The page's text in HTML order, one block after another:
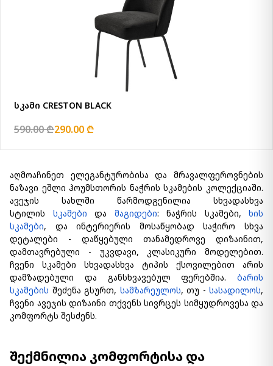
სკამი CRESTON BLACK
590.00 ₾290.00 ₾
აღმოაჩინეთ ელეგანტურობისა და მრავალფეროვნების
ნაზავი ეშლი ჰოუმსთორის ნაჭრის სკამების კოლექციაში.
ავეჯის სახლში წარმოდგენილია სხვადასხვა
სტილის სკამები და მაგიდები: ნაჭრის სკამები, ხის
სკამები, და ინტერიერის მოსაწყობად საჭირო სხვა
დეტალები - დაწყებული თანამედროვე დიზაინით,
დამთავრებული - უკვდავი, კლასიკური მოდელებით.
ჩვენი სკამები სხვადასხვა ტიპის ქსოვილებით არის
დამზადებული და განსხვავებულ ფერებშია. ბარის
სკამების შეძენა გსურთ, სამზარეულოს, თუ - სასადილოს,
ჩვენი ავეჯის დიზაინი თქვენს სივრცეს სიმყუდროვესა და
კომფორტს შესძენს.
შექმნილია კომფორტისა და